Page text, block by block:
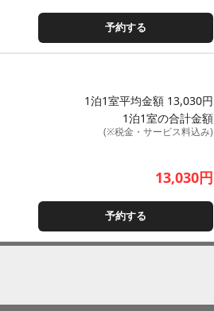
予約する
1泊1室平均金額 13,030円
1泊1室の合計金額
(※税金・サービス料込み)
13,030円
予約する